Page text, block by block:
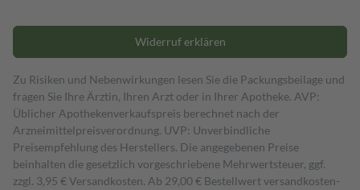
Widerruf erklären
Zu Risiken und Nebenwirkungen lesen Sie die Packungsbeilage und
fragen Sie Ihre Ärztin, Ihren Arzt oder in Ihrer Apotheke. AVP:
Üblicher Apothekenverkaufspreis berechnet nach der
Arzneimittelpreisverordnung. UVP: Unverbindliche
Preisempfehlung des Herstellers. Die angegebenen Preise
beinhalten die gesetzlich vorgeschriebene Mehrwertsteuer, ggf.
zzgl. 3,95 € Versandkosten. Ab 29,00 € Bestell­wert versand­kosten­